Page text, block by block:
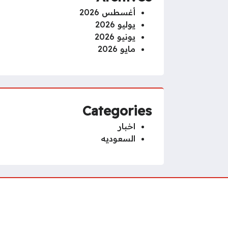
أغسطس 2026
يوليو 2026
يونيو 2026
مايو 2026
Categories
اخبار
السعوديه